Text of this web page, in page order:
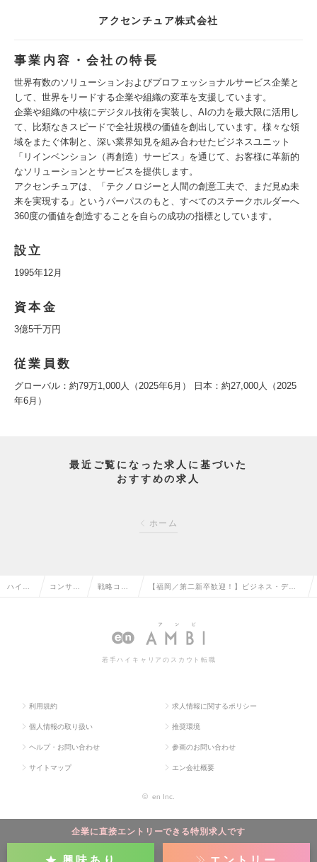
アクセンチュア株式会社
事業内容・会社の特長
世界有数のソリューションおよびプロフェッショナルサービス企業と
して、世界をリードする企業や組織の変革を支援しています。
企業や組織の中核にデジタル技術を実装し、AIの力を最大限に活用し
て、比類なきスピードで全社規模の価値を創出しています。様々な領
域をまたぐ体制と、深い業界知見を組み合わせたビジネスユニット
「リインベンション（再創造）サービス」を通じて、お客様に革新的
なソリューションとサービスを提供します。
アクセンチュアは、「テクノロジーと人間の創意工夫で、まだ見ぬ未
来を実現する」というパーパスのもと、すべてのステークホルダーへ
360度の価値を創造することを自らの成功の指標としています。
設立
1995年12月
資本金
3億5千万円
従業員数
グローバル：約79万1,000人（2025年6月） 日本：約27,000人（2025
年6月）
最近ご覧になった求人に基づいた
おすすめの求人
ホーム
企業に直接エントリーできる特別求人です
ハイク コンサル 戦略コン
トの転職
【福岡／第二新卒歓迎！】ビジネス・デジ
経験 研修充実◎の求人情報
若手ハイキャリアのスカウト転職
利用規約 求人情報に関するポリシー
個人情報の取り扱い 推奨環境
ヘルプ・お問い合わせ 参画のお問い合わせ
サイトマップ エン会社概要
© en Inc.